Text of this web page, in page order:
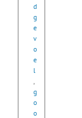
d
g
e
v
o
e
l
g
o
o